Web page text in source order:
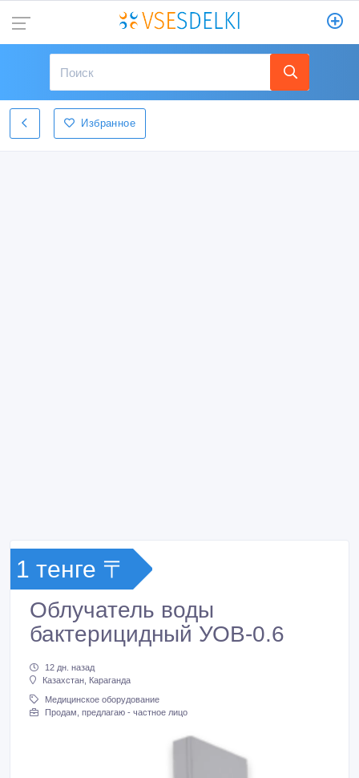
Избранное
1 тенге 〒
Облучатель воды
бактерицидный УОВ-0.6
12 дн. назад
Казахстан, Караганда
Медицинское оборудование
Продам, предлагаю - частное лицо